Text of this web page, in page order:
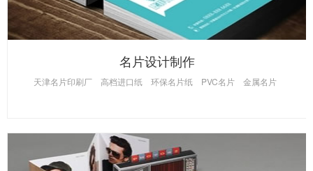
名片设计制作
天津名片印刷厂 高档进口纸 环保名片纸 PVC名片 金属名片